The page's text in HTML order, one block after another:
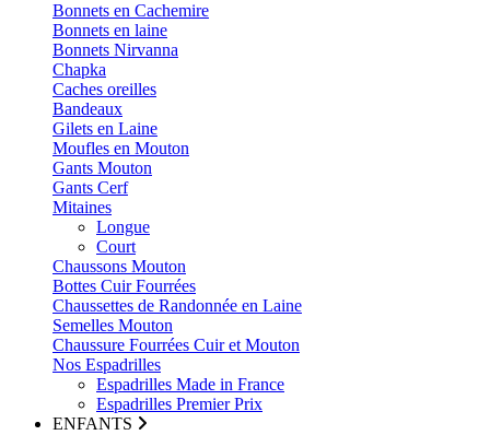
Bonnets en Cachemire
Bonnets en laine
Bonnets Nirvanna
Chapka
Caches oreilles
Bandeaux
Gilets en Laine
Moufles en Mouton
Gants Mouton
Gants Cerf
Mitaines
Longue
Court
Chaussons Mouton
Bottes Cuir Fourrées
Chaussettes de Randonnée en Laine
Semelles Mouton
Chaussure Fourrées Cuir et Mouton
Nos Espadrilles
Espadrilles Made in France
Espadrilles Premier Prix
ENFANTS